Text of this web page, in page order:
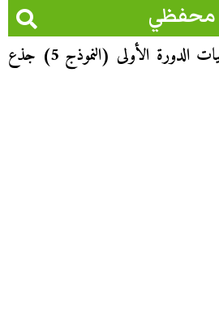
محفظي
الفرض الأول في الرياضيات الدورة الأولى (النموذج 5) جذع